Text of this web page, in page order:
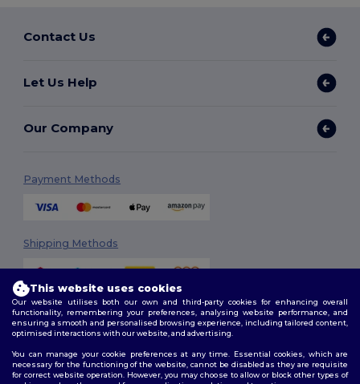
Contact Us
Let Us Help
Our Company
Payment Methods
Shipping Methods
Follow Us
This website uses cookies
Our website utilises both our own and third-party cookies for enhancing overall
functionality, remembering your preferences, analysing website performance, and
ensuring a smooth and personalised browsing experience, including tailored content,
optimised interactions with our website, and advertising.
You can manage your cookie preferences at any time. Essential cookies, which are
necessary for the functioning of the website, cannot be disabled as they are requisite
for correct website operation. However, you may choose to allow or block other types of